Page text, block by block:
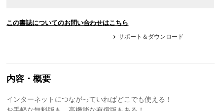
この書誌についてのお問い合わせはこちら
サポート＆ダウンロード
内容・概要
インターネットにつながっていればどこでも使える！